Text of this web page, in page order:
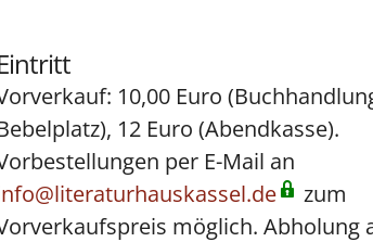
10,00 Euro
12 Euro (Abendkasse).
per E-Mail an
zum
möglich. Abholung